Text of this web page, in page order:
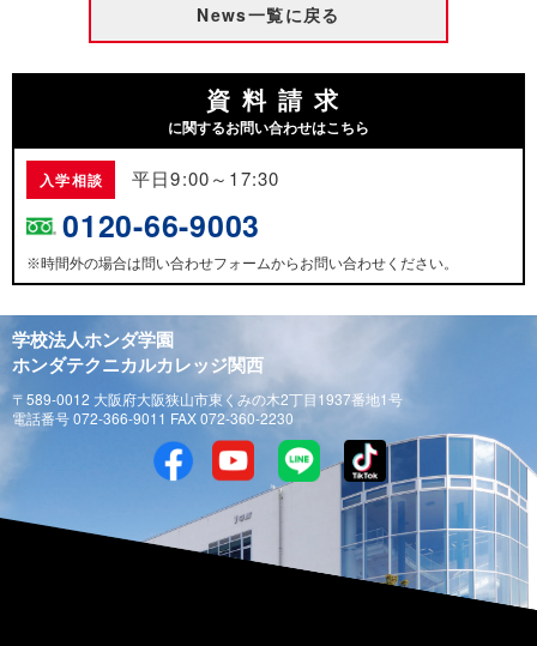
News一覧に戻る
資料請求
に関するお問い合わせはこちら
入学相談 平日9:00～17:30
0120-66-9003
※時間外の場合は問い合わせフォームからお問い合わせください。
学校法人ホンダ学園
ホンダテクニカルカレッジ関西
〒589-0012 大阪府大阪狭山市東くみの木2丁目1937番地1号
電話番号 072-366-9011 FAX 072-360-2230